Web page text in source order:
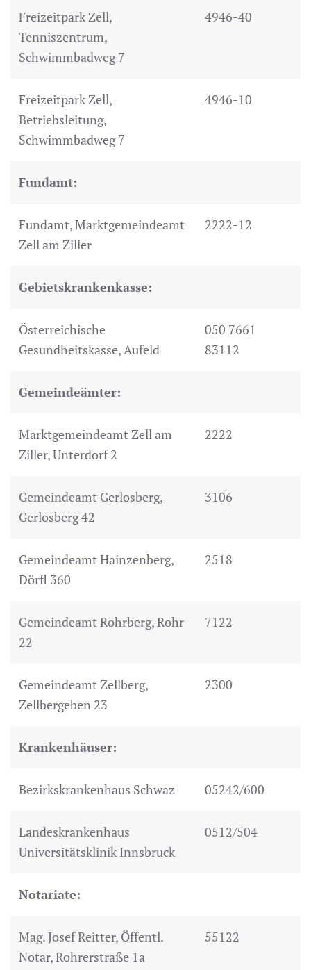
Freizeitpark Zell,
Tenniszentrum,
Schwimmbadweg 7
4946-40
Freizeitpark Zell,
Betriebsleitung,
Schwimmbadweg 7
4946-10
Fundamt:
Fundamt, Marktgemeindeamt
Zell am Ziller
2222-12
Gebietskrankenkasse:
Österreichische
Gesundheitskasse, Aufeld
050 7661
83112
Gemeindeämter:
Marktgemeindeamt Zell am
Ziller, Unterdorf 2
2222
Gemeindeamt Gerlosberg,
Gerlosberg 42
3106
Gemeindeamt Hainzenberg,
Dörfl 360
2518
Gemeindeamt Rohrberg, Rohr
22
7122
Gemeindeamt Zellberg,
Zellbergeben 23
2300
Krankenhäuser:
Bezirkskrankenhaus Schwaz 05242/600
Landeskrankenhaus
Universitätsklinik Innsbruck
0512/504
Notariate:
Mag. Josef Reitter, Öffentl.
Notar, Rohrerstraße 1a
55122